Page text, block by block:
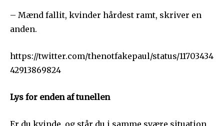
– Mænd fallit, kvinder hårdest ramt, skriver en
anden.
https://twitter.com/thenotfakepaul/status/11703434
42913869824
Lys for enden af tunellen